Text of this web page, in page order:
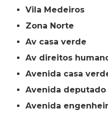
Vila Medeiros
Zona Norte
av casa verde
av direitos
avenida casa
avenida
avenida